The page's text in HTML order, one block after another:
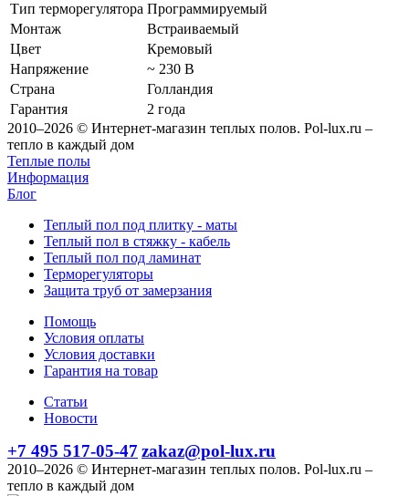
Тип терморегулятора Программируемый
Монтаж
Встраиваемый
Цвет
Кремовый
Напряжение
~ 230 В
Страна
Голландия
Гарантия
2 года
2010–2026 © Интернет-магазин теплых полов. Pol-lux.ru –
тепло в каждый дом
Теплые полы
Информация
Блог
Теплый пол под плитку - маты
Теплый пол в стяжку - кабель
Теплый пол под ламинат
Терморегуляторы
Защита труб от замерзания
Помощь
Условия оплаты
Условия доставки
Гарантия на товар
Статьи
Новости
+7 495 517-05-47 zakaz@pol-lux.ru
2010–2026 © Интернет-магазин теплых полов. Pol-lux.ru –
тепло в каждый дом